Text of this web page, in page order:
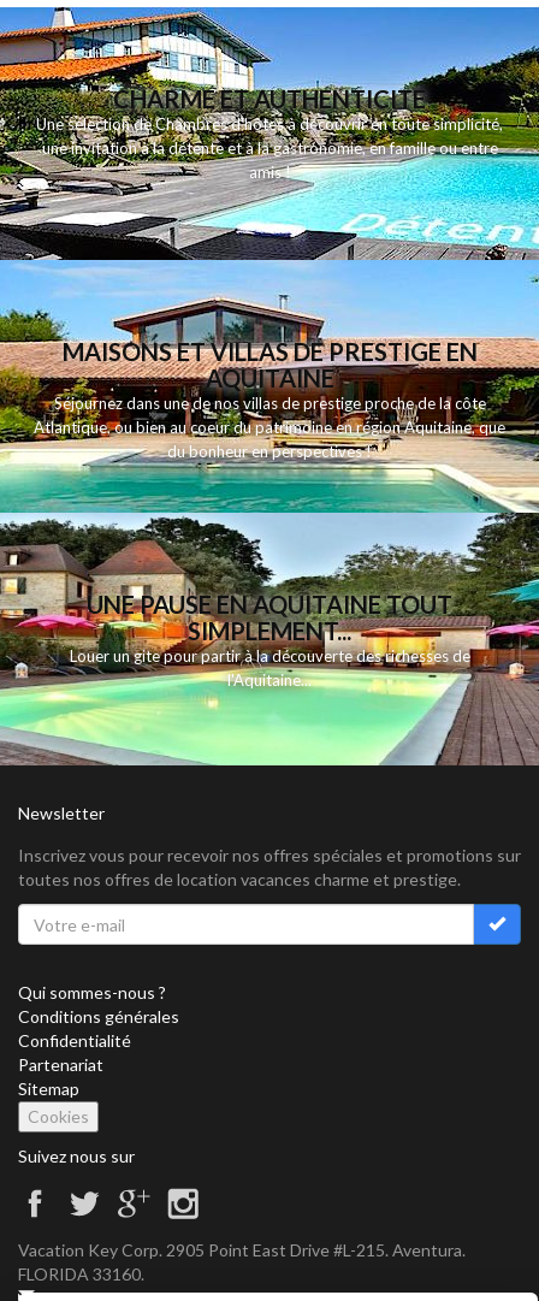
CHARME ET AUTHENTICITE
Une sélection de Chambres d'hôtes à découvrir en toute simplicité,
une invitation à la détente et à la gastronomie, en famille ou entre
amis !
MAISONS ET VILLAS DE PRESTIGE EN
AQUITAINE
Séjournez dans une de nos villas de prestige proche de la côte
Atlantique, ou bien au coeur du patrimoine en région Aquitaine, que
du bonheur en perspectives !
UNE PAUSE EN AQUITAINE TOUT
SIMPLEMENT...
Louer un gite pour partir à la découverte des richesses de
l'Aquitaine...
Newsletter
Inscrivez vous pour recevoir nos offres spéciales et promotions sur
toutes nos offres de location vacances charme et prestige.
Qui sommes-nous ?
Conditions générales
Confidentialité
Partenariat
Sitemap
Cookies
Suivez nous sur
Vacation Key Corp. 2905 Point East Drive #L-215. Aventura.
FLORIDA 33160.